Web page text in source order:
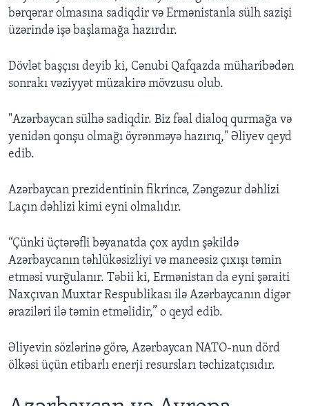
bərqərar olmasına sadiqdir və Ermənistanla sülh sazişi
üzərində işə başlamağa hazırdır.
Dövlət başçısı deyib ki, Cənubi Qafqazda müharibədən
sonrakı vəziyyət müzakirə mövzusu olub.
"Azərbaycan sülhə sadiqdir. Biz fəal dialoq qurmağa və
yenidən qonşu olmağı öyrənməyə hazırıq," Əliyev qeyd
edib.
Azərbaycan prezidentinin fikrincə, Zəngəzur dəhlizi
Laçın dəhlizi kimi eyni olmalıdır.
“Çünki üçtərəfli bəyanatda çox aydın şəkildə
Azərbaycanın təhlükəsizliyi və maneəsiz çıxışı təmin
etməsi vurğulanır. Təbii ki, Ermənistan da eyni şəraiti
Naxçıvan Muxtar Respublikası ilə Azərbaycanın digər
əraziləri ilə təmin etməlidir,” o qeyd edib.
Əliyevin sözlərinə görə, Azərbaycan NATO-nun dörd
ölkəsi üçün etibarlı enerji resursları təchizatçısıdır.